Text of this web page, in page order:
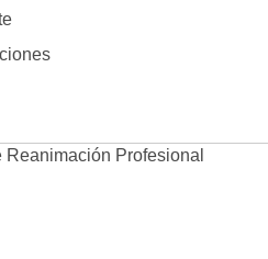
Reanimación Profesional